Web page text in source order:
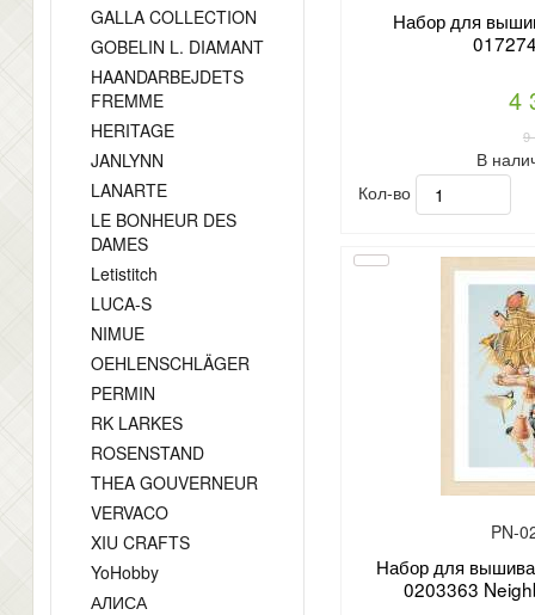
GALLA COLLECTION
GOBELIN L. DIAMANT
HAANDARBEJDETS
FREMME
HERITAGE
JANLYNN
LANARTE
LE BONHEUR DES
DAMES
Letistitch
LUCA-S
NIMUE
OEHLENSCHLÄGER
PERMIN
RK LARKES
ROSENSTAND
THEA GOUVERNEUR
VERVACO
XIU CRAFTS
YoHobby
АЛИСА
Набор для
4
9
В
Кол-во
PN-
Набор для
0203363